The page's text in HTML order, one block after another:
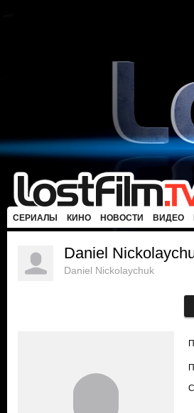
СЕРИАЛЫ КИНО НОВОСТИ ВИДЕО
Daniel
Daniel Nickolaychuk